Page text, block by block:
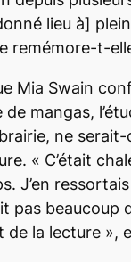
lieu à]
remémore-t-
Mia Swain
de mangas,
ne serait-
« C’était
J’en
pas beaucoup
de la lecture »,